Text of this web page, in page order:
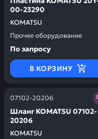
KOMATSU
00-23290
Прочее оборудование
По запросу
В КОРЗИНУ
07102-20206
KOMATSU
Шланг KOMATSU 07102-
20206
Заказывая запчасти